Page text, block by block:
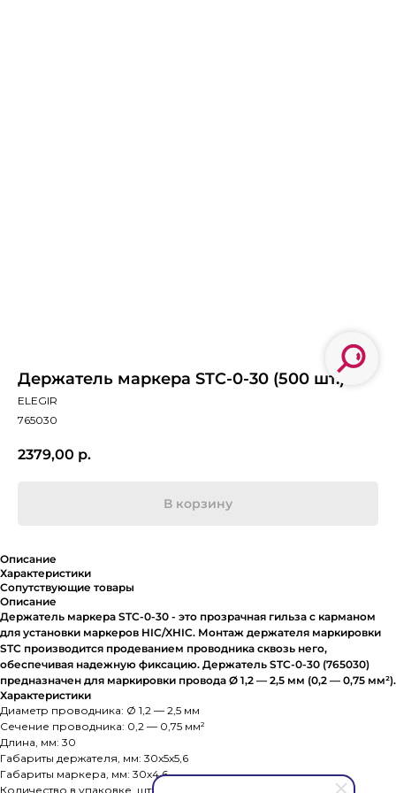
Держатель маркера STC-0-30 (500 шт.)
ELEGIR
765030
2379,00 р.
В корзину
Описание
Характеристики
Сопутствующие товары
Описание
Держатель маркера STC-0-30 - это прозрачная гильза с карманом
для установки маркеров HIC/XHIC. Монтаж держателя маркировки
STC производится продеванием проводника сквозь него,
обеспечивая надежную фиксацию. Держатель STC-0-30 (765030)
предназначен для маркировки провода Ø 1,2 — 2,5 мм (0,2 — 0,75 мм²).
Характеристики
Диаметр проводника: Ø 1,2 — 2,5 мм
Сечение проводника: 0,2 — 0,75 мм²
Длина, мм: 30
Габариты держателя, мм: 30x5x5,6
Габариты маркера, мм: 30x4,6
Количество в упаковке, шт: 500